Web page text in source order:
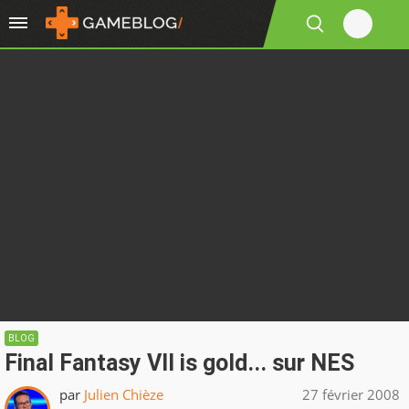
BLOG
Final Fantasy VII is gold... sur NES
par Julien Chièze 27 février 2008